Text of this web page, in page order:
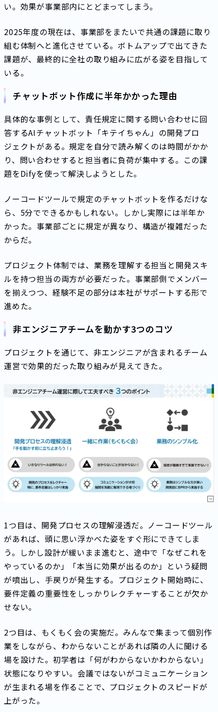
い。効果が事業部内にとどまってしまう。
2025年度の現在は、事業部をまたいで共通の課題に取り
組む体制へと進化させている。ボトムアップで出てきた
課題が、最終的に全社の取り組みに広がる姿を目指して
いる。
チャットボット作成に半年かかった理由
具体的な事例として、責任規定に関する問い合わせに回
答するAIチャットボット「キテイちゃん」の開発プロ
ジェクトがある。規定を自分で読み解くのは時間がかか
り、問い合わせすると担当者に負荷が集中する。この課
題をDifyを使って解決しようとした。
ノーコードツールで規定のチャットボットを作るだけな
ら、5分でできるかもしれない。しかし実際には半年か
かった。事業部ごとに規定が異なり、構造が複雑だった
からだ。
プロジェクト体制では、業務を理解する担当と開発スキ
ルを持つ担当の両方が必要だった。事業部側でメンバー
を揃えつつ、経験不足の部分は本社がサポートする形で
進めた。
非エンジニアチームを動かす3つのコツ
プロジェクトを通じて、非エンジニアが含まれるチーム
運営で効果的だった取り組みが見えてきた。
1つ目は、開発プロセスの理解浸透だ。ノーコードツール
があれば、頭に思い浮かべた姿をすぐ形にできてしま
う。しかし設計が緩いまま進むと、途中で「なぜこれを
やっているのか」「本当に効果が出るのか」という疑問
が噴出し、手戻りが発生する。プロジェクト開始時に、
要件定義の重要性をしっかりレクチャーすることが欠か
せない。
2つ目は、もくもく会の実施だ。みんなで集まって個別作
業をしながら、わからないことがあれば隣の人に聞ける
場を設けた。初学者は「何がわからないかわからない」
状態になりやすい。会議ではないがコミュニケーション
が生まれる場を作ることで、プロジェクトのスピードが
上がった。